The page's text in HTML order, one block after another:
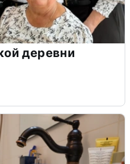
деревни